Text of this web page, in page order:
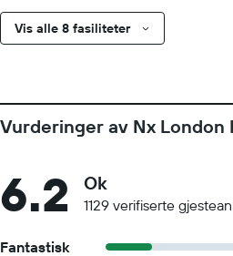
Vis alle 8 fasiliteter
Vurderinger av Nx London
6.2 Ok
1129 verifiserte
Fantastisk